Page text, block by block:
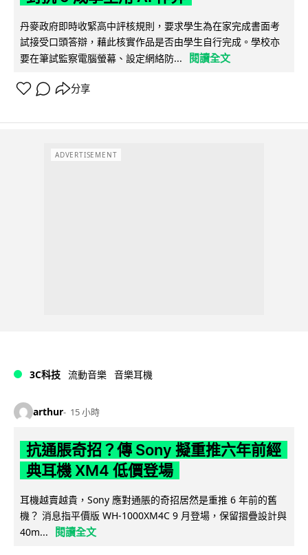
丹麥政府即時收緊高中評核規則，要求學生為在家完成書面考
試接受口頭答辯，藉此核實作品是否由學生自行完成。學校亦
要在筆試監察電腦螢幕、設定網絡防...
閱讀全文
分享
ADVERTISEMENT
3C科技 流動音樂 音樂耳機
arthur 15 小時
抗通脹奇招？傳 Sony 擬重推六年前經
典耳機 XM4 低價登場
耳機越賣越貴，Sony 應對通脹的奇招居然是重推 6 年前的舊
機？ 消息指平價版 WH-1000XM4C 9 月登場，保留摺疊設計與
40m...
閱讀全文